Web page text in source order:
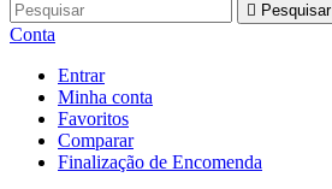
 Pesquisar
Conta
Entrar
Minha conta
Favoritos
Comparar
Finalização de Encomenda